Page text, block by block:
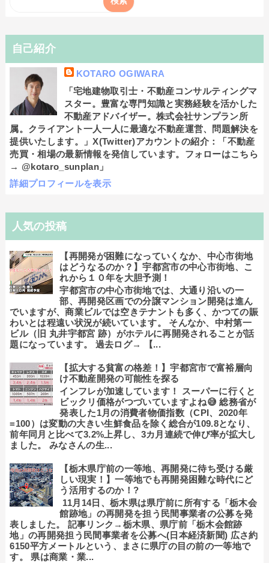
自己紹介
KOTARO OGIWARA
「宅地建物取引士・不動産コンサルティングマ
スター。豊富な専門知識と実務経験を活かした
不動産アドバイザー。株式会社サンプラン所
属。クライアント一人一人に最適な不動産運営、問題解決を
提供いたします。」X(Twitter)アカウントの紹介：「不動産
売買・相場の最新情報を発信しています。フォローはこちら
→ @kotaro_sunplan」
詳細プロフィールを表示
人気の投稿
【再開発が困難になっていくなか、中心市街地
はどうなるのか？】宇都宮市の中心市街地、こ
れから１０年を大胆予測！
宇都宮市の中心市街地では、大通り沿いの一
部、再開発区画での分譲マンション開発は進ん
でいますが、商業ビルでは空きテナントも多く、かつての賑
わいとは程遠い状況が続いています。 そんなか、中村第一
ビル（旧 丸井宇都宮 跡）がホテルに再開発されることが話
題になっています。 過去ログ→ 【...
【拡大する貧富の格差！】宇都宮市で富裕層向
け不動産開発の可能性を探る
インフレが加速しています！ スーパーに行くと
ビックリ価格がつづいていますよね😅 総務省が
発表した1月の消費者物価指数（CPI、2020年
=100）は変動の大きい生鮮食品を除く総合が109.8となり、
前年同月と比べて3.2%上昇し、3カ月連続で伸び率が拡大し
ました。 みなさんの生...
【栃木県庁前の一等地、再開発に待ち受ける厳
しい現実！】一等地でも再開発困難な時代にど
う活用するのか！?
11月14日、栃木県は県庁前に所有する「栃木会
館跡地」の再開発を担う民間事業者の公募を発
表しました。 記事リンク→栃木県、県庁前「栃木会館跡
地」の再開発担う民間事業者を公募へ(日本経済新聞) 広さ約
6150平方メートルという、まさに県庁の目の前の一等地で
す。 県は商業・業...